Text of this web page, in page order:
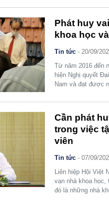
Phát huy
khoa học
Tin tức - 20/09/
Từ năm 2016 đến
hiện Nghị quyết
Nam và đạt được
Cần phát
trong việc
viên
Tin tức -07/09/
Liên hiệp Hội Việt
vạn nhà khoa
đó là những nhà